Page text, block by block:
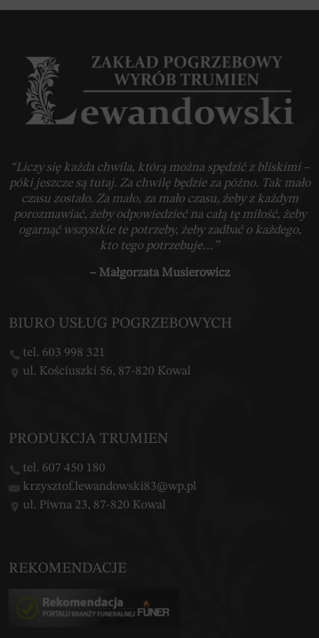
“Liczy się każda chwila, którą można spędzić z bliskimi –
póki jeszcze są tutaj. Za chwilę będzie za późno. Tak mało
czasu zostało. Za mało, za mało czasu, żeby z każdym
porozmawiać, żeby odpowiedzieć na całą tę miłość, żeby
ogarnąć wszystkie te potrzeby, żeby zadbać o każdego,
kto tego potrzebuje…”
– Małgorzata Musierowicz
BIURO USŁUG POGRZEBOWYCH
tel. 603 998 321
ul. Kościuszki 56, 87-820 Kowal
PRODUKCJA TRUMIEN
tel. 607 450 180
krzysztof.lewandowski83@wp.pl
ul. Piwna 23, 87-820 Kowal
REKOMENDACJE